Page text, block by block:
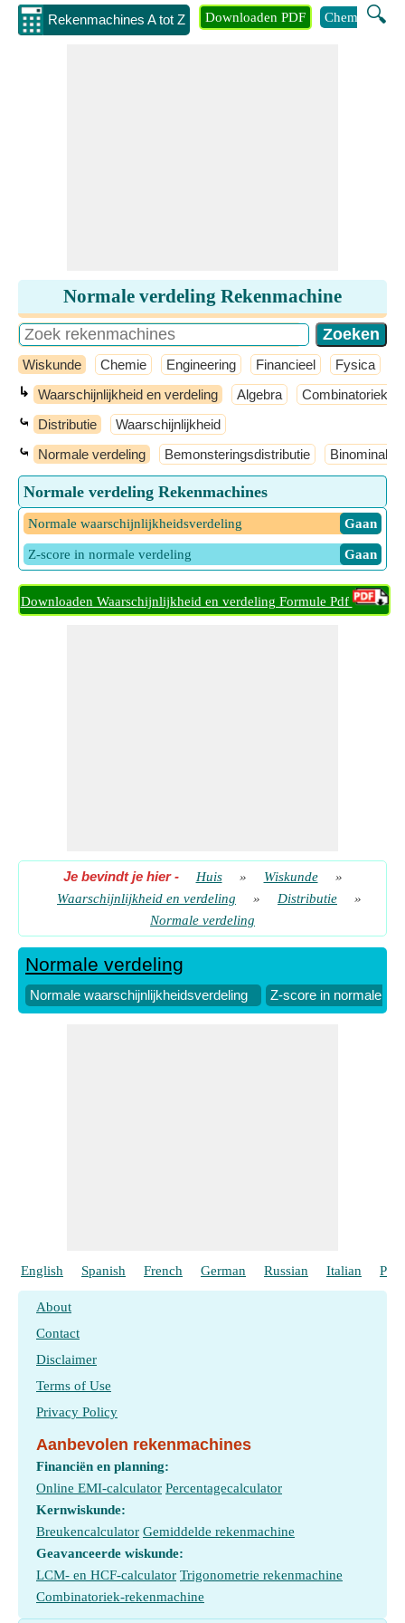
Rekenmachines A tot Z 🔍
Downloaden PDF Chemie
Normale verdeling Rekenmachine
Wiskunde Chemie Engineering Financieel Fysica
↳ Waarschijnlijkheid en verdeling Algebra Combinatoriek
⤿ Distributie Waarschijnlijkheid
⤿ Normale verdeling Bemonsteringsdistributie Binominale
Normale verdeling Rekenmachines
Normale waarschijnlijkheidsverdeling ​ Gaan
Z-score in normale verdeling ​ Gaan
Downloaden Waarschijnlijkheid en verdeling Formule Pdf
Je bevindt je hier- Huis » Wiskunde
»
Waarschijnlijkheid en verdeling
» Distributie
»
Normale verdeling
Normale verdeling
Normale waarschijnlijkheidsverdeling Z-score in normale
English Spanish French German Russian Italian
About
Contact
Disclaimer
Terms of Use
Privacy Policy
Aanbevolen rekenmachines
Financiën en planning:
Online EMI-calculator Percentagecalculator
Kernwiskunde:
Breukencalculator Gemiddelde rekenmachine
Geavanceerde wiskunde:
LCM- en HCF-calculator Trigonometrie rekenmachine
Combinatoriek-rekenmachine